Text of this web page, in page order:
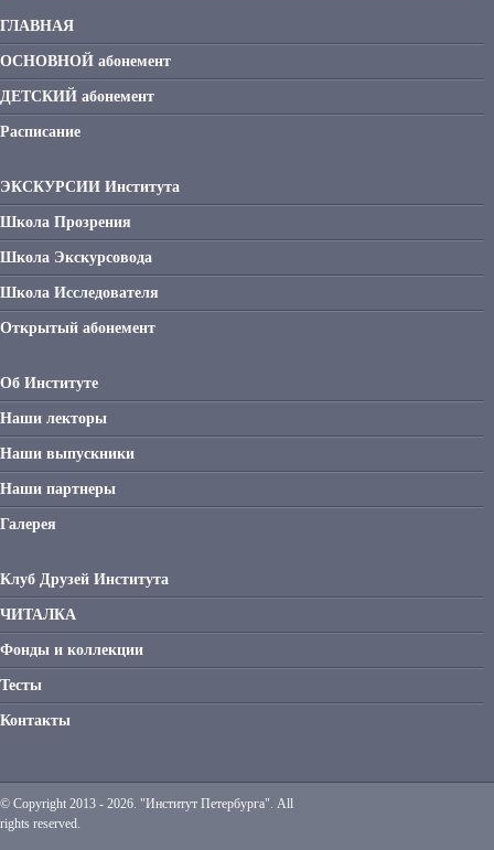
ГЛАВНАЯ
ОСНОВНОЙ абонемент
ДЕТСКИЙ абонемент
Расписание
ЭКСКУРСИИ Института
Школа Прозрения
Школа Экскурсовода
Школа Исследователя
Открытый абонемент
Об Институте
Наши лекторы
Наши выпускники
Наши партнеры
Галерея
Клуб Друзей Института
ЧИТАЛКА
Фонды и коллекции
Тесты
Контакты
© Copyright 2013 - 2026. "Институт Петербурга". All
rights reserved.